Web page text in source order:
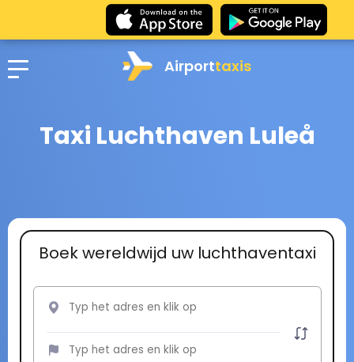
Airporttaxis
Taxi Luchthaven Luleå
Boek wereldwijd uw luchthaventaxi